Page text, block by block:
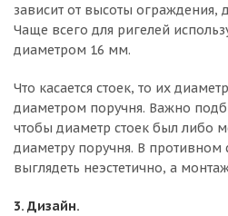
зависит от высоты ограждения,
Чаще всего для ригелей
диаметром 16 мм.
Что касается стоек, то их
диаметром поручня. Важно
чтобы диаметр стоек был либо
диаметру поручня. В противном
выглядеть неэстетично, а
3. Дизайн.